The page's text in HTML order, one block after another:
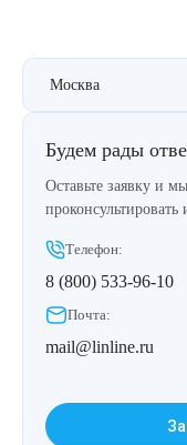
Москва
Будем рады
Оставьте заявку и
Телефон:
8 (800) 533-96-10
Почта:
mail@linline.ru